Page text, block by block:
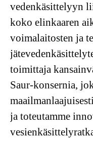
vedenkäsittelyyn
koko elinkaaren
voimalaitosten ja
toimittaja
Saur-konsernia,
ja toteutamme